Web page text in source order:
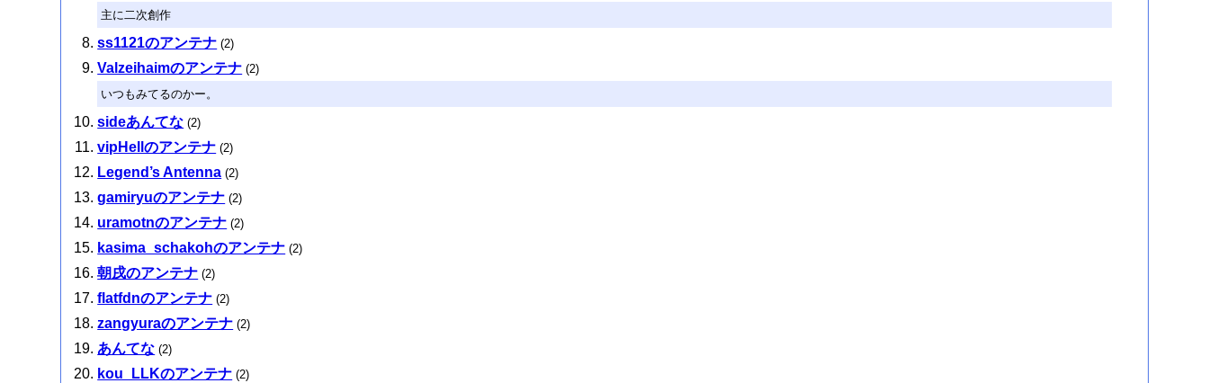
主に二次創作
ss1121のアンテナ (2)
Valzeihaimのアンテナ (2)
いつもみてるのかー。
sideあんてな (2)
vipHellのアンテナ (2)
Legend’s Antenna (2)
gamiryuのアンテナ (2)
uramotnのアンテナ (2)
kasima_schakohのアンテナ (2)
朝戌のアンテナ (2)
flatfdnのアンテナ (2)
zangyuraのアンテナ (2)
あんてな (2)
kou_LLKのアンテナ (2)